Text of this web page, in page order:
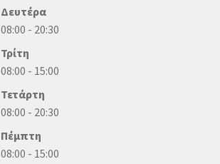
Δευτέρα
08:00 - 20:30
Τρίτη
08:00 - 15:00
Τετάρτη
08:00 - 20:30
Πέμπτη
08:00 - 15:00